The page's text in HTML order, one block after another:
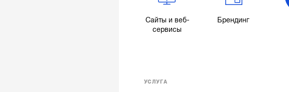
Сайты и веб-
сервисы
Брендинг
УСЛУГА